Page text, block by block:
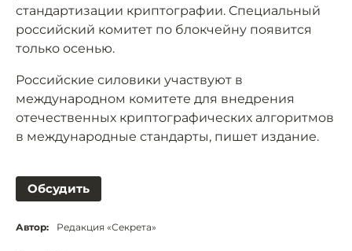
стандартизации криптографии. Специальный
российский комитет по блокчейну появится
только осенью.
Российские силовики участвуют в
международном комитете для внедрения
отечественных криптографических алгоритмов
в международные стандарты, пишет издание.
Обсудить
Автор: Редакция «Секрета»